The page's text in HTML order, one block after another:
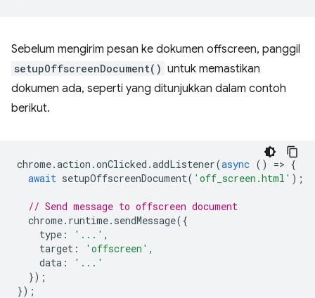
Sebelum mengirim pesan ke dokumen offscreen, panggil
setupOffscreenDocument() untuk memastikan
dokumen ada, seperti yang ditunjukkan dalam contoh
berikut.
chrome.action .onClicked .addListener(async () => {
await setupOffscreenDocument( 'off_screen.html' );
// Send message to offscreen document
chrome. runtime. sendMessage({
type : '...' ,
target : 'offscreen' ,
data :
'...'
});
});